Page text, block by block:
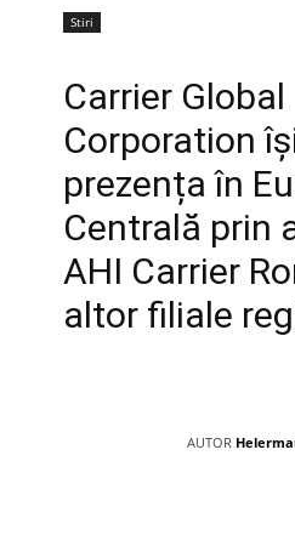
Stiri
Carrier Global
Corporation
prezența în
Centrală prin
AHI Carrier
altor filiale
AUTOR